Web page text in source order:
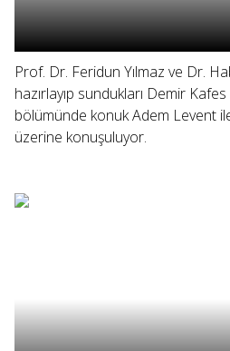
Prof. Dr. Feridun Yılmaz ve Dr.
hazırlayıp sundukları Demir Kafes
bölümünde konuk Adem Levent ile
üzerine konuşuluyor.